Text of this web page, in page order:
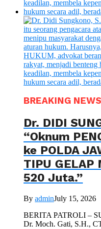
BREAKING NEWS
Dr. DIDI
“Oknum
ke POLDA
TIPU
520 Juta.”
By adminJuly 15, 2026
BERITA PATROLI –
Dr. Moch. Gati, S.H.,